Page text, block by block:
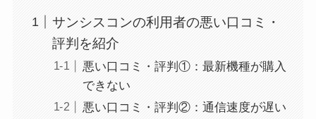
サンシスコンの利用者の悪い口コミ・
評判を紹介
悪い口コミ・評判①：最新機種が購入
できない
悪い口コミ・評判②：通信速度が遅い